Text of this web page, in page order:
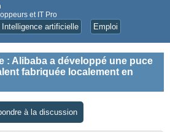
et IT Pro
Intelligence artificielle Emploi
: Alibaba a développé une puce
fabriquée localement en
à la discussion